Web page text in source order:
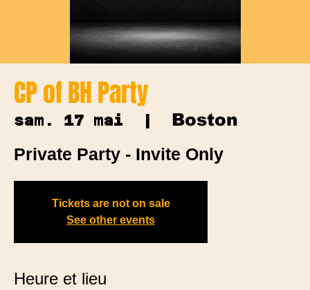
CP of BH Party
sam. 17 mai
  |
Boston
Private Party - Invite Only
Tickets are not on sale
See other events
Heure et lieu